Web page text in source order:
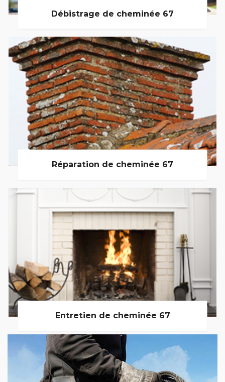
Débistrage de cheminée 67
Réparation de cheminée 67
Entretien de cheminée 67